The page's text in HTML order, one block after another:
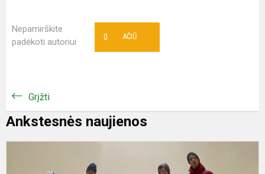
Nepamirškite
padėkoti autoriui
AČIŪ
0
Grįžti
Ankstesnės naujienos